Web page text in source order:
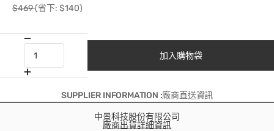
$469(省下: $140)
加入購物袋
SUPPLIER INFORMATION :廠商直送資訊
中景科技股份有限公司
廠商出貨詳細資訊